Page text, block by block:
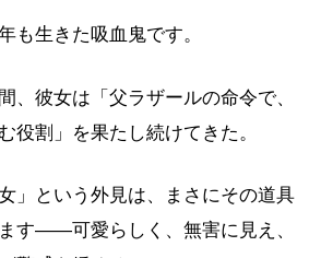
も生きた吸血鬼です。
、彼女は「父ラザールの命令で、
役割」を果たし続けてきた。
」という外見は、まさにその道具
す——可愛らしく、無害に見え、